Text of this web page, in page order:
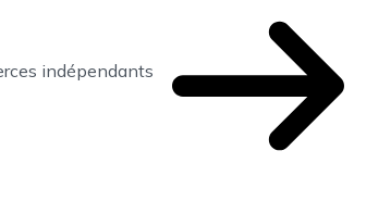
indépendants